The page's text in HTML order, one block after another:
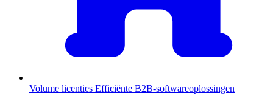
Volume licenties Efficiënte B2B-softwareoplossingen